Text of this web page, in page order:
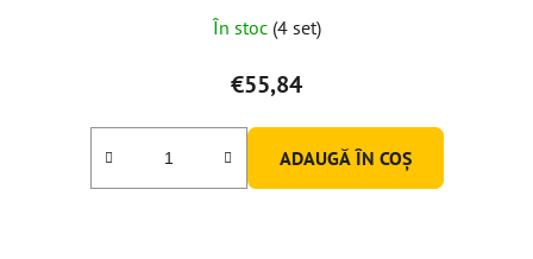
În stoc (4 set)
€55,84
ADAUGĂ ÎN COŞ